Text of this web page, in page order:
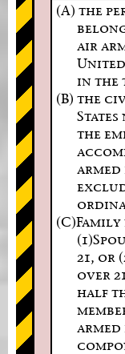
(A) the
air
in the
(B) the
the
armed
21, or
over
half